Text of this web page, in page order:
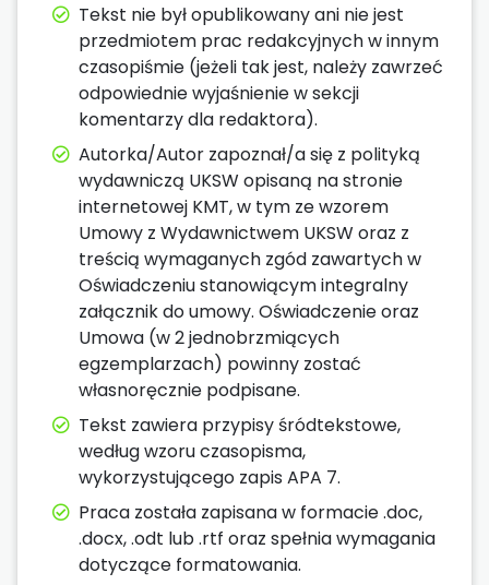
Tekst nie był opublikowany ani nie jest
przedmiotem prac redakcyjnych w innym
czasopiśmie (jeżeli tak jest, należy zawrzeć
odpowiednie wyjaśnienie w sekcji
komentarzy dla redaktora).
Autorka/Autor zapoznał/a się z polityką
wydawniczą UKSW opisaną na stronie
internetowej KMT, w tym ze wzorem
Umowy z Wydawnictwem UKSW oraz z
treścią wymaganych zgód zawartych w
Oświadczeniu stanowiącym integralny
załącznik do umowy. Oświadczenie oraz
Umowa (w 2 jednobrzmiących
egzemplarzach) powinny zostać
własnoręcznie podpisane.
Tekst zawiera przypisy śródtekstowe,
według wzoru czasopisma,
wykorzystującego zapis APA 7.
Praca została zapisana w formacie .doc,
.docx, .odt lub .rtf oraz spełnia wymagania
dotyczące formatowania.